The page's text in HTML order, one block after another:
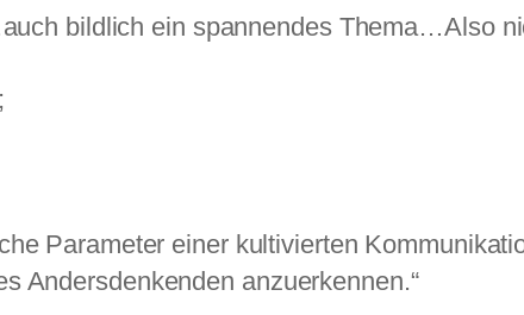
bildlich ein spannendes Thema…Also
Parameter einer kultivierten
Andersdenkenden anzuerkennen.“